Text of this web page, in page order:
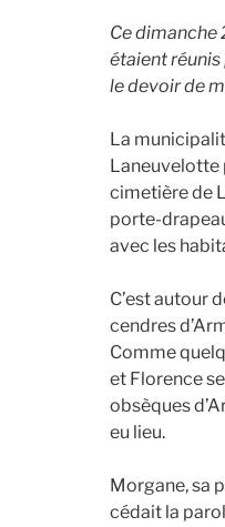
Ce dimanche
étaient
le devoir de
La
Laneuvelotte
cimetière de
porte-
avec les
C’est autour
cendres
Comme
et Florence
obsèques
eu lieu.
Morgane, sa
cédait la